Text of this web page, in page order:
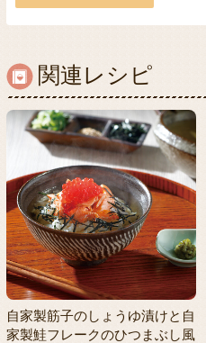
関連レシピ
自家製筋子のしょうゆ漬けと自
家製鮭フレークのひつまぶし風